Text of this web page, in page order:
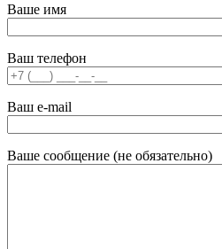
Ваше имя
Ваш телефон
Ваш e-mail
Ваше сообщение (не обязательно)